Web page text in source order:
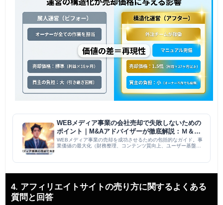
WEBメディア事業の会社売却で失敗しないための
ポイント｜M&Aアドバイザーが徹底解説：Ｍ＆Ａ
｜M＆A PMI コラム
WEBメディア事業の売却を成功させるための包括的なガイド。事
業価値の最大化（財務整理、コンテンツ質向上、ユーザー基盤強
った...
4. アフィリエイトサイトの売り方に関するよくある
質問と回答